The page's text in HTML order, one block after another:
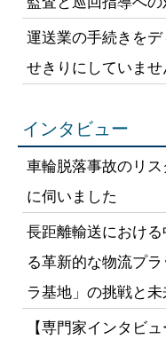
運送業の手続きを
せきりにしていませ
インタビュー
車輪脱落事故のリ
に伺いました
長距離輸送におけ
る革新的な物流プ
ラ基地」の挑戦と未
【専門家インタビ